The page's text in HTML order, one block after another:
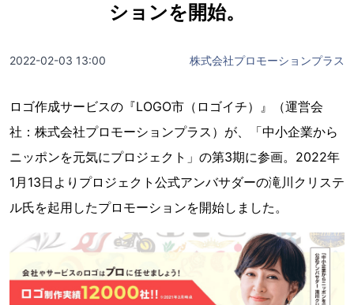
ションを開始。
2022-02-03 13:00 株式会社プロモーションプラス
ロゴ作成サービスの『LOGO市（ロゴイチ）』（運営会
社：株式会社プロモーションプラス）が、「中小企業から
ニッポンを元気にプロジェクト」の第3期に参画。2022年
1月13日よりプロジェクト公式アンバサダーの滝川クリステ
ル氏を起用したプロモーションを開始しました。